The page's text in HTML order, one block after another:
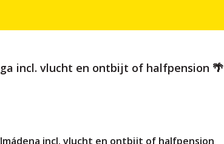
incl. vlucht en ontbijt of halfpension 🌴
incl. vlucht en ontbijt of halfpension